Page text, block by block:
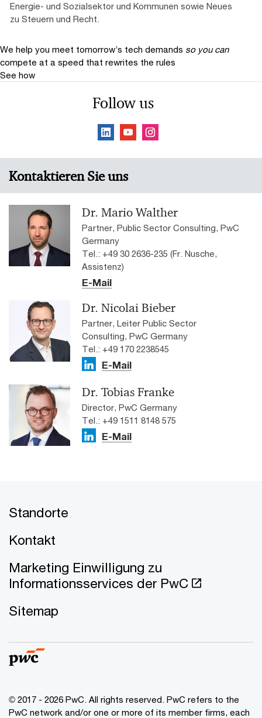
Energie- und Sozialsektor und Kommunen sowie Neues
zu Steuern und Recht.
We help you meet tomorrow’s tech demands so you can
compete at a speed that rewrites the rules
See how
Follow us
Kontaktieren Sie uns
Dr. Mario Walther
Partner, Public Sector Consulting, PwC
Germany
Tel.: +49 30 2636-235 (Fr. Nusche,
Assistenz)
E-Mail
Dr. Nicolai Bieber
Partner, Leiter Public Sector
Consulting, PwC Germany
Tel.: +49 170 2238545
E-Mail
Dr. Tobias Franke
Director, PwC Germany
Tel.: +49 1511 8148 575
E-Mail
Standorte
Kontakt
Marketing Einwilligung zu
Informationsservices der PwC
Sitemap
© 2017 - 2026 PwC. All rights reserved. PwC refers to the
PwC network and/or one or more of its member firms, each